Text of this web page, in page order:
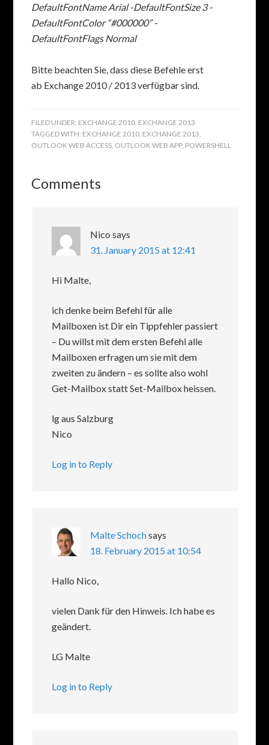
DefaultFontName Arial -DefaultFontSize 3 -
DefaultFontColor “#000000” -
DefaultFontFlags Normal
Bitte beachten Sie, dass diese Befehle erst
ab Exchange 2010 / 2013 verfügbar sind.
FILED UNDER: EXCHANGE 2010, EXCHANGE 2013
TAGGED WITH: EXCHANGE 2010, EXCHANGE 2013,
OUTLOOK WEB ACCESS, OUTLOOK WEB APP, POWERSHELL
Comments
Nico says
31. January 2015 at 12:41
Hi Malte,
ich denke beim Befehl für alle
Mailboxen ist Dir ein Tippfehler passiert
– Du willst mit dem ersten Befehl alle
Mailboxen erfragen um sie mit dem
zweiten zu ändern – es sollte also wohl
Get-Mailbox statt Set-Mailbox heissen.
lg aus Salzburg
Nico
Log in to Reply
Malte Schochsays
18. February 2015 at 10:54
Hallo Nico,
vielen Dank für den Hinweis. Ich habe es
geändert.
LG Malte
Log in to Reply